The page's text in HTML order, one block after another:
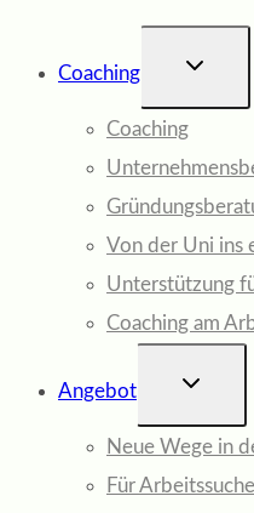
Coaching
Coaching
Von der Uni ins
Unterstützung
Coaching am
Angebot
Neue Wege in
Für